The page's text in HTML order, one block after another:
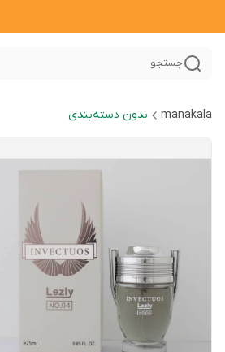
جستجو
manakala بدون دسته‌بندی